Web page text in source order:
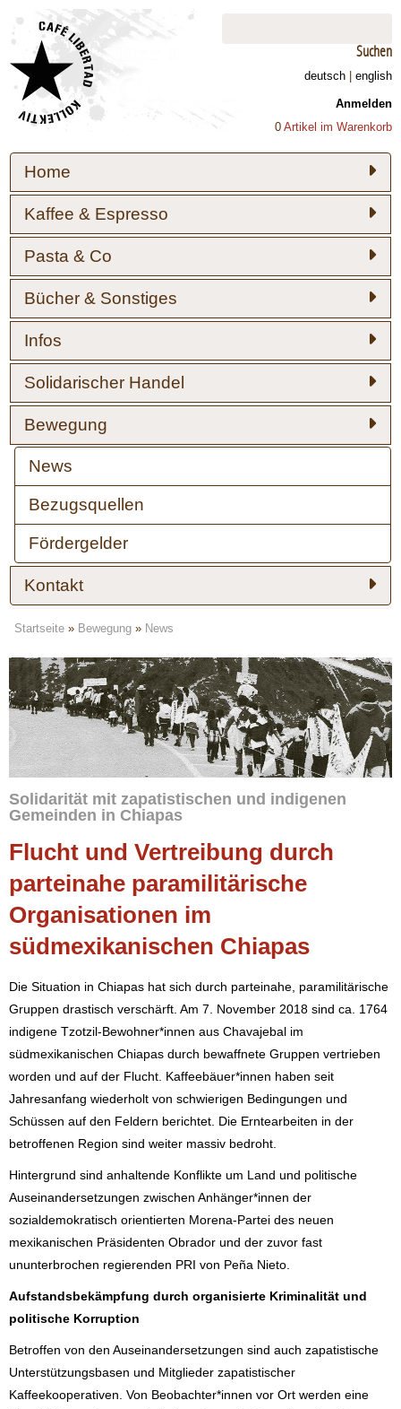
Suchen
deutsch english
Anmelden
0 Artikel im Warenkorb
Home
Kaffee & Espresso
Pasta & Co
Bücher & Sonstiges
Infos
Solidarischer Handel
Bewegung
News
Bezugsquellen
Fördergelder
Kontakt
Startseite » Bewegung » News
Solidarität mit zapatistischen und indigenen
Gemeinden in Chiapas
Flucht und Vertreibung durch
parteinahe paramilitärische
Organisationen im
südmexikanischen Chiapas
Die Situation in Chiapas hat sich durch parteinahe, paramilitärische
Gruppen drastisch verschärft. Am 7. November 2018 sind ca. 1764
indigene Tzotzil-Bewohner*innen aus Chavajebal im
südmexikanischen Chiapas durch bewaffnete Gruppen vertrieben
worden und auf der Flucht. Kaffeebäuer*innen haben seit
Jahresanfang wiederholt von schwierigen Bedingungen und
Schüssen auf den Feldern berichtet. Die Erntearbeiten in der
betroffenen Region sind weiter massiv bedroht.
Hintergrund sind anhaltende Konflikte um Land und politische
Auseinandersetzungen zwischen Anhänger*innen der
sozialdemokratisch orientierten Morena-Partei des neuen
mexikanischen Präsidenten Obrador und der zuvor fast
ununterbrochen regierenden PRI von Peña Nieto.
Aufstandsbekämpfung durch organisierte Kriminalität und
politische Korruption
Betroffen von den Auseinandersetzungen sind auch zapatistische
Unterstützungsbasen und Mitglieder zapatistischer
Kaffeekooperativen. Von Beobachter*innen vor Ort werden eine